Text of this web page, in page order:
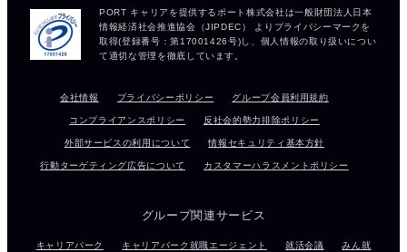
会社情報 プライバシーポリシー グループ会員利用規約
コンプライアンスポリシー 反社会的勢力排除ポリシー
外部サービスの利用について 情報セキュリティ基本方針
行動ターゲティング広告について カスタマーハラスメントポリシー